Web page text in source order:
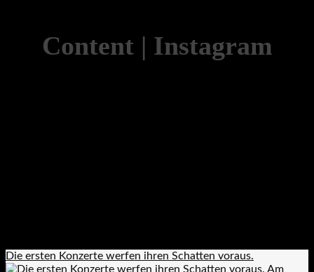
Content | Instagram
Die ersten Konzerte werfen ihren Schatten voraus.